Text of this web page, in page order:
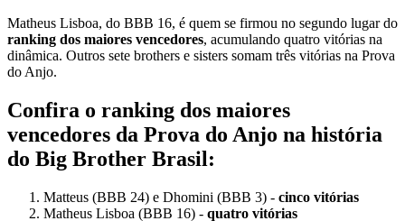
Matheus Lisboa, do BBB 16, é quem se firmou no segundo lugar do
ranking dos maiores vencedores, acumulando quatro vitórias na
dinâmica. Outros sete brothers e sisters somam três vitórias na Prova
do Anjo.
Confira o ranking dos maiores
vencedores da Prova do Anjo na história
do Big Brother Brasil:
Matteus (BBB 24) e Dhomini (BBB 3) - cinco vitórias
Matheus Lisboa (BBB 16) - quatro vitórias